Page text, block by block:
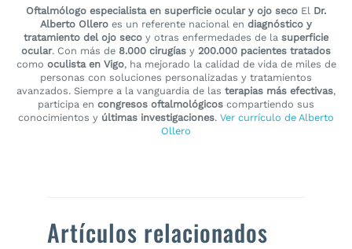
Oftalmólogo especialista en superficie ocular y ojo seco El Dr.
Alberto Ollero es un referente nacional en diagnóstico y
tratamiento del ojo seco y otras enfermedades de la superficie
ocular. Con más de 8.000 cirugías y 200.000 pacientes tratados
como oculista en Vigo, ha mejorado la calidad de vida de miles de
personas con soluciones personalizadas y tratamientos
avanzados. Siempre a la vanguardia de las terapias más efectivas,
participa en congresos oftalmológicos compartiendo sus
conocimientos y últimas investigaciones. Ver currículo de Alberto
Ollero
Artículos relacionados